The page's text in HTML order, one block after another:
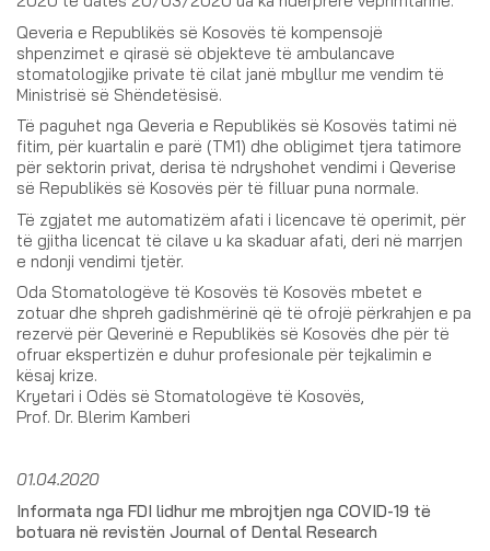
Qeveria e Republikës së Kosovës të kompensojë
shpenzimet e qirasë së objekteve të ambulancave
stomatologjike private të cilat janë mbyllur me vendim të
Ministrisë së Shëndetësisë.
Të paguhet nga Qeveria e Republikës së Kosovës tatimi në
fitim, për kuartalin e parë (TM1) dhe obligimet tjera tatimore
për sektorin privat, derisa të ndryshohet vendimi i Qeverise
së Republikës së Kosovës për të filluar puna normale.
Të zgjatet me automatizëm afati i licencave të operimit, për
të gjitha licencat të cilave u ka skaduar afati, deri në marrjen
e ndonji vendimi tjetër.
Oda Stomatologëve të Kosovës të Kosovës mbetet e
zotuar dhe shpreh gadishmërinë që të ofrojë përkrahjen e pa
rezervë për Qeverinë e Republikës së Kosovës dhe për të
ofruar ekspertizën e duhur profesionale për tejkalimin e
kësaj krize.
Kryetari i Odës së Stomatologëve të Kosovës,
Prof. Dr. Blerim Kamberi
01.04.2020
Informata nga FDI lidhur me mbrojtjen nga COVID-19 të
botuara në revistën Journal of Dental Research